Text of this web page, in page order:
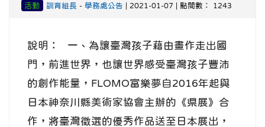
活動 訓育組長 - 學務處公告 | 2021-01-07 | 點閱數： 1243
說明： 一、為讓臺灣孩子藉由畫作走出國
門，前進世界，也讓世界感受臺灣孩子豐沛
的創作能量，FLOMO富樂夢自2016年起與
日本神奈川縣美術家協會主辦的《県展》合
作，將臺灣徵選的優秀作品送至日本展出，